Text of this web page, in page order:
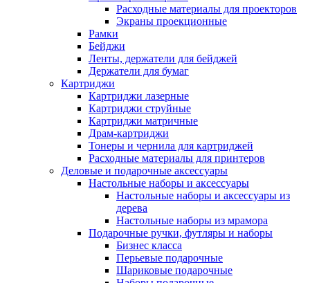
Расходные материалы для проекторов
Экраны проекционные
Рамки
Бейджи
Ленты, держатели для бейджей
Держатели для бумаг
Картриджи
Картриджи лазерные
Картриджи струйные
Картриджи матричные
Драм-картриджи
Тонеры и чернила для картриджей
Расходные материалы для принтеров
Деловые и подарочные аксессуары
Настольные наборы и аксессуары
Настольные наборы и аксессуары из
дерева
Настольные наборы из мрамора
Подарочные ручки, футляры и наборы
Бизнес класса
Перьевые подарочные
Шариковые подарочные